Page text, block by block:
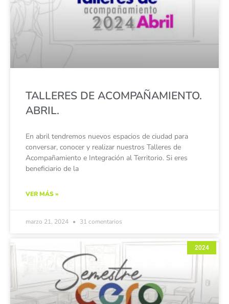
TALLERES DE ACOMPAÑAMIENTO.
ABRIL.
En abril tendremos nuevos espacios de ciudad para
conversar, conocer y realizar nuestros Talleres de
Acompañamiento e Integración al Territorio. Si eres
beneficiario de la
VER MÁS »
marzo 21, 2024 31 comentarios
2024